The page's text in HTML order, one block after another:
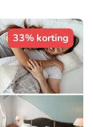
33% korting